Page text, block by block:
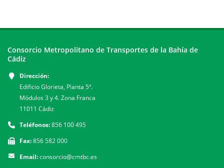
Consorcio Metropolitano de Transportes de la Bahía de
Cádiz
Dirección:
Edificio Glorieta, Planta 5ª.
Módulos 3 y 4. Zona Franca
11011 Cádiz
Teléfonos:856 100 495
Fax:856 582 000
Email:consorcio@cmtbc.es